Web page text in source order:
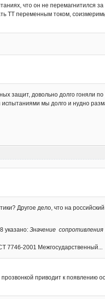
что он не перемагнитился
ТТ переменным током,
защит, довольно долго гоняли
мы долго и нудно
Другое дело, что на
указано:Значение
7746-2001 Межгосударственный...
приводит к появлению